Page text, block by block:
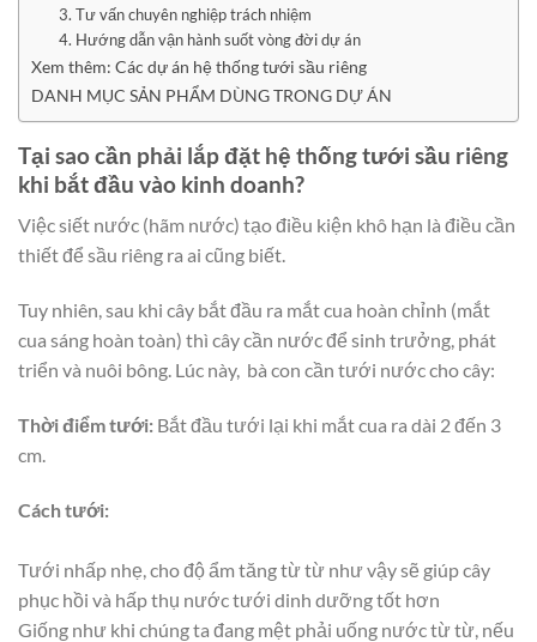
3. Tư vấn chuyên nghiệp trách nhiệm
4. Hướng dẫn vận hành suốt vòng đời dự án
Xem thêm: Các dự án hệ thống tưới sầu riêng
DANH MỤC SẢN PHẨM DÙNG TRONG DỰ ÁN
Tại sao cần phải lắp đặt hệ thống tưới sầu riêng
khi bắt đầu vào kinh doanh?
Việc siết nước (hãm nước) tạo điều kiện khô hạn là điều cần
thiết để sầu riêng ra ai cũng biết.
Tuy nhiên, sau khi cây bắt đầu ra mắt cua hoàn chỉnh (mắt
cua sáng hoàn toàn) thì cây cần nước để sinh trưởng, phát
triển và nuôi bông. Lúc này, bà con cần tưới nước cho cây:
Thời điểm tưới: Bắt đầu tưới lại khi mắt cua ra dài 2 đến 3
cm.
Cách tưới:
Tưới nhấp nhẹ, cho độ ẩm tăng từ từ như vậy sẽ giúp cây
phục hồi và hấp thụ nước tưới dinh dưỡng tốt hơn
Giống như khi chúng ta đang mệt phải uống nước từ từ, nếu